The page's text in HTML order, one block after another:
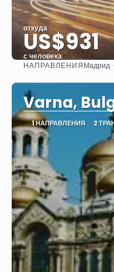
откуда
US$931
с человека
НАПРАВЛЕНИЯМадрид
Varna,
1 НАПРАВЛЕНИЯ 2